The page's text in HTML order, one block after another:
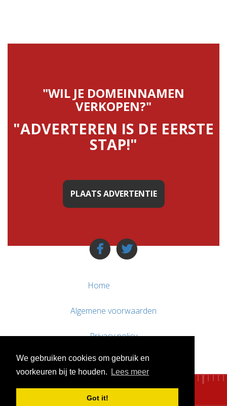
We gebruiken cookies om gebruik en
voorkeuren bij te houden.
Lees meer
Got it!
"WIL JE DOMEINNAMEN
VERKOPEN?"
"ADVERTEREN IS DE EERSTE
STAP!"
PLAATS ADVERTENTIE
Home
Algemene voorwaarden
Privacy policy
Contact / Support